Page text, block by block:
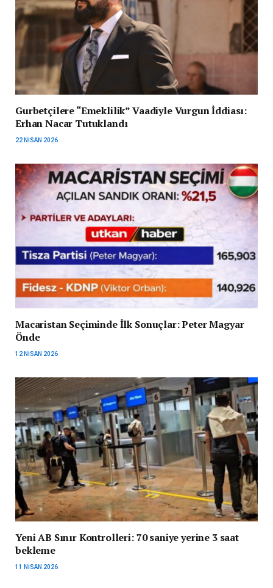
Gurbetçilere “Emeklilik” Vaadiyle Vurgun İddiası:
Erhan Nacar Tutuklandı
22 NISAN 2026
Macaristan Seçiminde İlk Sonuçlar: Peter Magyar
Önde
12 NISAN 2026
Yeni AB Sınır Kontrolleri: 70 saniye yerine 3 saat
bekleme
11 NISAN 2026